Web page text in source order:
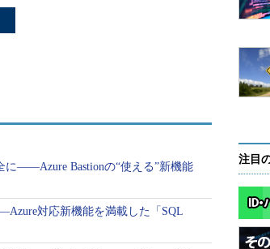
に――Azure Bastionの“使える”新機能
対応新機能を満載した「SQL
注目